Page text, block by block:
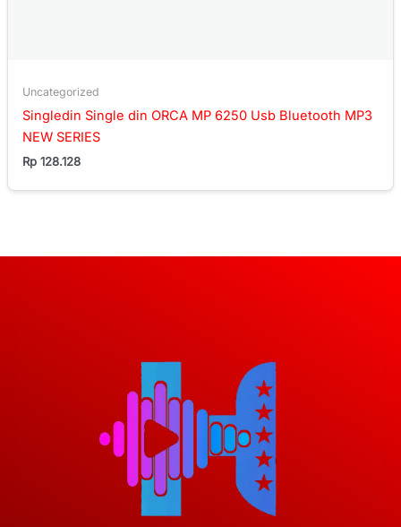
Uncategorized
Singledin Single din ORCA MP 6250 Usb Bluetooth MP3
NEW SERIES
Rp 128.128